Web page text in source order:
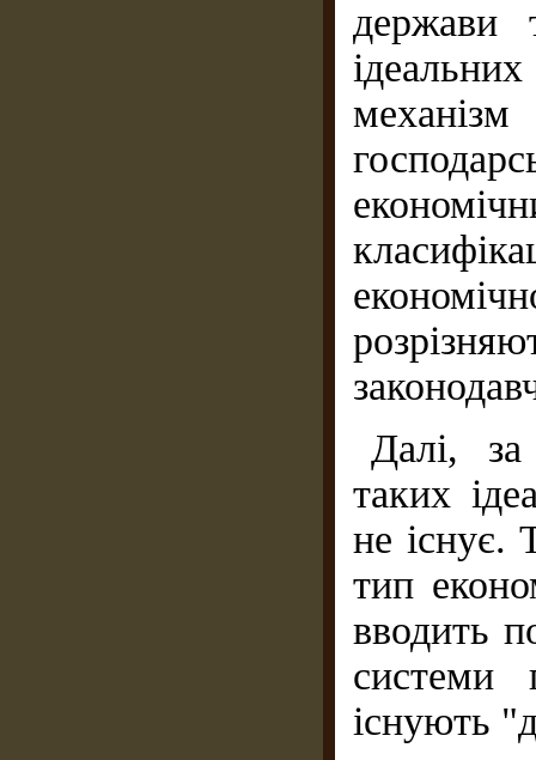
держави
Далі,
таких
не існує.
тип
вводить
системи
існують